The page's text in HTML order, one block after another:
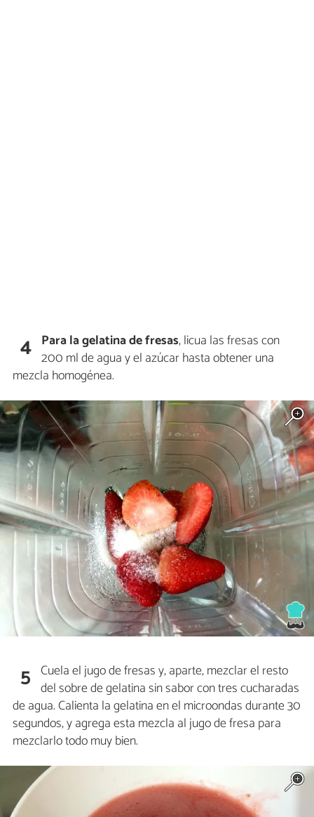
4 Para la gelatina de fresas, licua las fresas con
200 ml de agua y el azúcar hasta obtener una
mezcla homogénea.
5 Cuela el jugo de fresas y, aparte, mezclar el resto
del sobre de gelatina sin sabor con tres cucharadas
de agua. Calienta la gelatina en el microondas durante 30
segundos, y agrega esta mezcla al jugo de fresa para
mezclarlo todo muy bien.